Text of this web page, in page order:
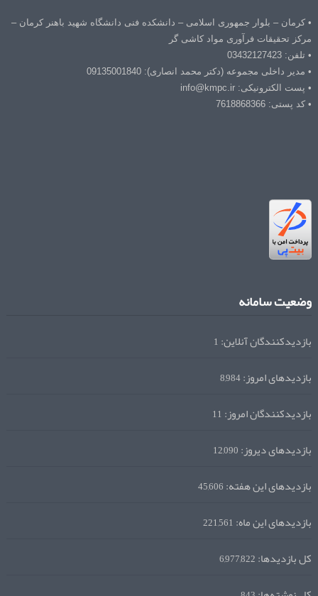
• کرمان – بلوار جمهوری اسلامی – دانشکده فنی دانشگاه شهید باهنر کرمان –
مرکز تحقیقات فرآوری مواد کاشی گر
• تلفن: 03432127423
• مدیر داخلی مجموعه (دکتر محمد انصاری): 09135001840
• پست الکترونیکی: info@kmpc.ir
• کد پستی: 7618868366
وضعیت سامانه
بازدیدکنندگان آنلاین:1
بازدیدهای امروز:8,984
بازدیدکنندگان امروز:11
بازدیدهای دیروز:12,090
بازدیدهای این هفته:45,606
بازدیدهای این ماه:221,561
کل بازدیدها:6,977,822